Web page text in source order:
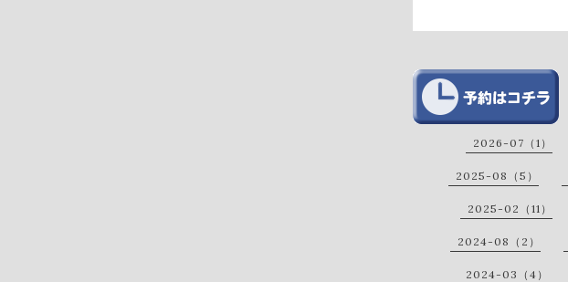
2026-07（1）
2025-08（5）
2025-02（11）
2024-08（2）
2024-03（4）